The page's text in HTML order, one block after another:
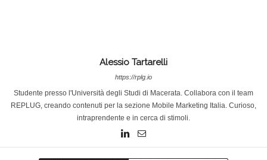
Alessio Tartarelli
https://rplg.io
Studente presso l'Università degli Studi di Macerata. Collabora con il team
REPLUG, creando contenuti per la sezione Mobile Marketing Italia. Curioso,
intraprendente e in cerca di stimoli.